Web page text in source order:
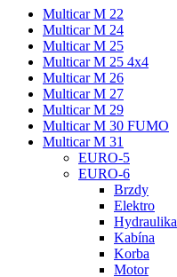
Multicar M 22
Multicar M 24
Multicar M 25
Multicar M 25 4x4
Multicar M 26
Multicar M 27
Multicar M 29
Multicar M 30 FUMO
Multicar M 31
EURO-5
EURO-6
Brzdy
Elektro
Hydraulika
Kabína
Korba
Motor